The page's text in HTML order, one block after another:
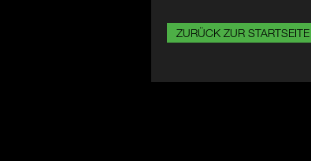
ZURÜCK ZUR STARTSEITE